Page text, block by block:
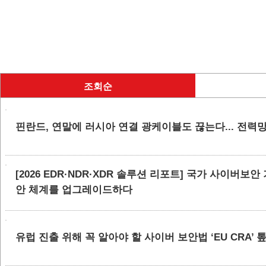
조회순
핀란드, 연말에 러시아 연결 광케이블도 끊는다... 전력
[2026 EDR·NDR·XDR 솔루션 리포트] 국가 사이버보
안 체계를 업그레이드하다
유럽 진출 위해 꼭 알아야 할 사이버 보안법 ‘EU CRA’